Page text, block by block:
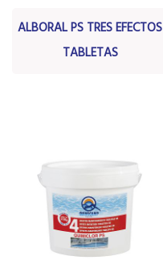
ALBORAL PS TRES EFECTOS
TABLETAS